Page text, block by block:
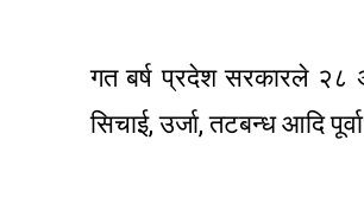
गत बर्ष प्रदेश सरकारले २८
सिचाई, उर्जा, तटबन्ध आदि